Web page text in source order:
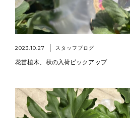
2023.10.27 スタッフブログ
花苗植木、秋の入荷ピックアップ